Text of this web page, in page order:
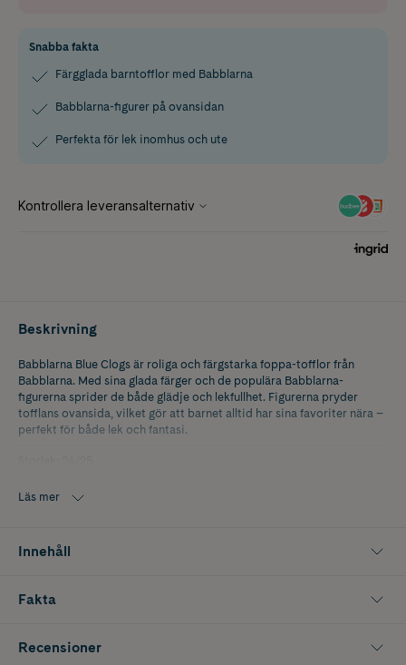
Snabba fakta
Färgglada barntofflor med Babblarna
Babblarna-figurer på ovansidan
Perfekta för lek inomhus och ute
Beskrivning
Babblarna Blue Clogs är roliga och färgstarka foppa-tofflor från
Babblarna. Med sina glada färger och de populära Babblarna-
figurerna sprider de både glädje och lekfullhet. Figurerna pryder
tofflans ovansida, vilket gör att barnet alltid har sina favoriter nära –
perfekt för både lek och fantasi.
Läs mer
Innehåll
Fakta
Recensioner